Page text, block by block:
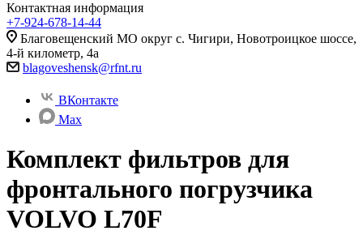
Контактная информация
+7-924-678-14-44‬
Благовещенский МО округ с. Чигири, Новотроицкое шоссе,
4-й километр, 4а
blagoveshensk@rfnt.ru
ВКонтакте
Max
Комплект фильтров для
фронтального погрузчика
VOLVO L70F